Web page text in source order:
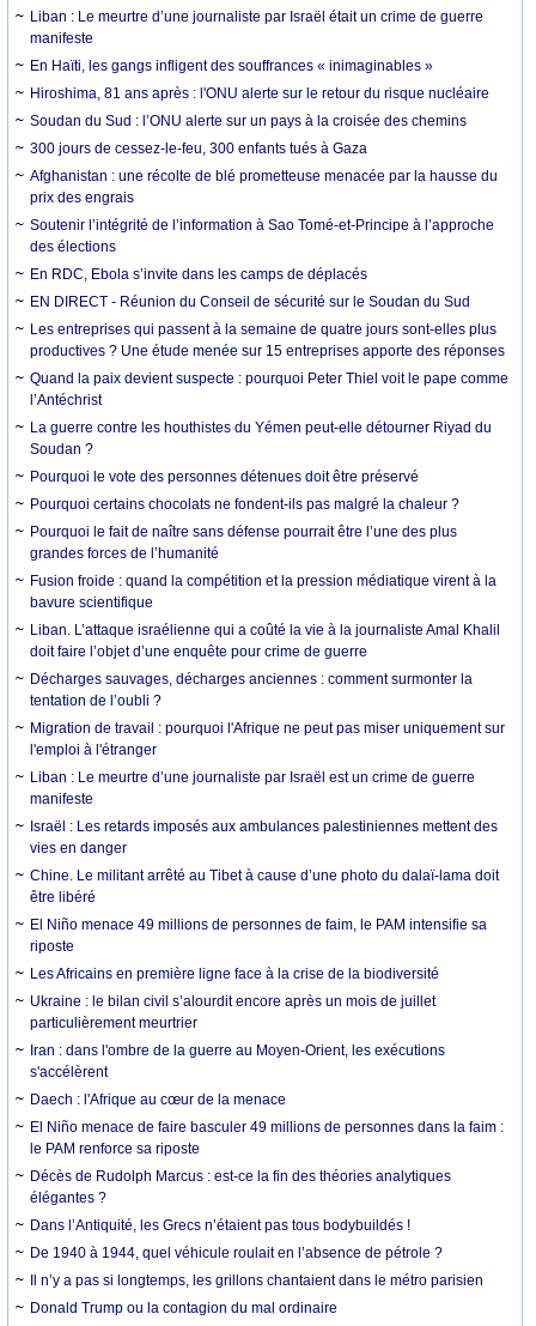
Liban : Le meurtre d’une journaliste par Israël était un crime de guerre
manifeste
En Haïti, les gangs infligent des souffrances « inimaginables »
Hiroshima, 81 ans après : l'ONU alerte sur le retour du risque nucléaire
Soudan du Sud : l’ONU alerte sur un pays à la croisée des chemins
300 jours de cessez-le-feu, 300 enfants tués à Gaza
Afghanistan : une récolte de blé prometteuse menacée par la hausse du
prix des engrais
Soutenir l’intégrité de l’information à Sao Tomé-et-Principe à l’approche
des élections
En RDC, Ebola s’invite dans les camps de déplacés
EN DIRECT - Réunion du Conseil de sécurité sur le Soudan du Sud
Les entreprises qui passent à la semaine de quatre jours sont-elles plus
productives ? Une étude menée sur 15 entreprises apporte des réponses
Quand la paix devient suspecte : pourquoi Peter Thiel voit le pape comme
l’Antéchrist
La guerre contre les houthistes du Yémen peut-elle détourner Riyad du
Soudan ?
Pourquoi le vote des personnes détenues doit être préservé
Pourquoi certains chocolats ne fondent-ils pas malgré la chaleur ?
Pourquoi le fait de naître sans défense pourrait être l’une des plus
grandes forces de l’humanité
Fusion froide : quand la compétition et la pression médiatique virent à la
bavure scientifique
Liban. L’attaque israélienne qui a coûté la vie à la journaliste Amal Khalil
doit faire l’objet d’une enquête pour crime de guerre
Décharges sauvages, décharges anciennes : comment surmonter la
tentation de l’oubli ?
Migration de travail : pourquoi l'Afrique ne peut pas miser uniquement sur
l'emploi à l'étranger
Liban : Le meurtre d’une journaliste par Israël est un crime de guerre
manifeste
Israël : Les retards imposés aux ambulances palestiniennes mettent des
vies en danger
Chine. Le militant arrêté au Tibet à cause d’une photo du dalaï-lama doit
être libéré
El Niño menace 49 millions de personnes de faim, le PAM intensifie sa
riposte
Les Africains en première ligne face à la crise de la biodiversité
Ukraine : le bilan civil s’alourdit encore après un mois de juillet
particulièrement meurtrier
Iran : dans l'ombre de la guerre au Moyen-Orient, les exécutions
s'accélèrent
Daech : l'Afrique au cœur de la menace
El Niño menace de faire basculer 49 millions de personnes dans la faim :
le PAM renforce sa riposte
Décès de Rudolph Marcus : est-ce la fin des théories analytiques
élégantes ?
Dans l’Antiquité, les Grecs n’étaient pas tous bodybuildés !
De 1940 à 1944, quel véhicule roulait en l’absence de pétrole ?
Il n’y a pas si longtemps, les grillons chantaient dans le métro parisien
Donald Trump ou la contagion du mal ordinaire